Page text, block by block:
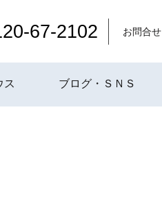
67-2102 お問合せ
ス ブログ・ＳＮＳ